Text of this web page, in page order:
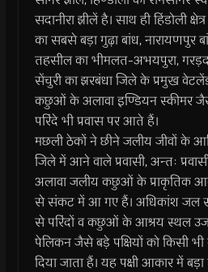
सदानीरा झीलें है। साथ ही हिंडोली
का सबसे बड़ा गुढ़ा बांध, नारायणपुर
तहसील का भीमलत-अभयपुरा,
सेंचुरी का झरबंधा जिले के प्रमुख
कछुओं के अलावा इण्डियन स्कीमर
परिंदे भी प्रवास पर आते हैं।
मछली ठेकों ने छीने जलीय जीवों के
जिले में आने वाले प्रवासी, अन्तः
अलावा जलीय कछुओं के प्राकृतिक
से संकट में आ गए हैं। अधिकांश जल
से परिंदों व कछुओं के आश्रय स्थल
पेलिकन जैसे बड़े पक्षियों को किसी
दिया जाता हैं। यह पक्षी आकार में